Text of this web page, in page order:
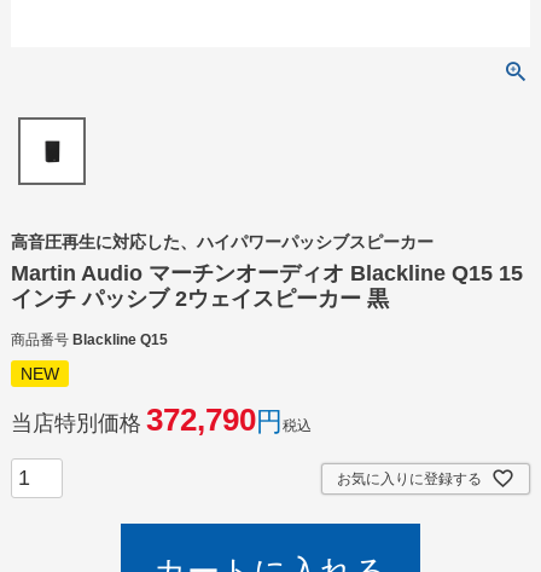
高音圧再生に対応した、ハイパワーパッシブスピーカー
Martin Audio マーチンオーディオ Blackline Q15 15
インチ パッシブ 2ウェイスピーカー 黒
商品番号 Blackline Q15
NEW
当店特別価格 372,790 税込
お気に入りに登録する